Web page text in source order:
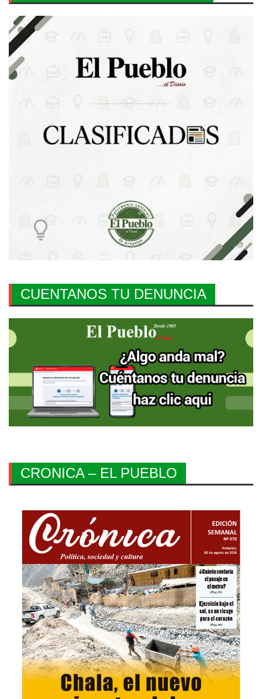
CUENTANOS TU DENUNCIA
CRONICA – EL PUEBLO